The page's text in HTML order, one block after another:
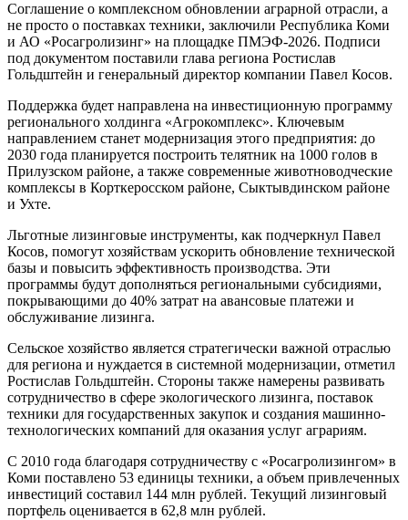
Соглашение о комплексном обновлении аграрной отрасли, а
не просто о поставках техники, заключили Республика Коми
и АО «Росагролизинг» на площадке ПМЭФ-2026. Подписи
под документом поставили глава региона Ростислав
Гольдштейн и генеральный директор компании Павел Косов.
Поддержка будет направлена на инвестиционную программу
регионального холдинга «Агрокомплекс». Ключевым
направлением станет модернизация этого предприятия: до
2030 года планируется построить телятник на 1000 голов в
Прилузском районе, а также современные животноводческие
комплексы в Корткеросском районе, Сыктывдинском районе
и Ухте.
Льготные лизинговые инструменты, как подчеркнул Павел
Косов, помогут хозяйствам ускорить обновление технической
базы и повысить эффективность производства. Эти
программы будут дополняться региональными субсидиями,
покрывающими до 40% затрат на авансовые платежи и
обслуживание лизинга.
Сельское хозяйство является стратегически важной отраслью
для региона и нуждается в системной модернизации, отметил
Ростислав Гольдштейн. Стороны также намерены развивать
сотрудничество в сфере экологического лизинга, поставок
техники для государственных закупок и создания машинно-
технологических компаний для оказания услуг аграриям.
С 2010 года благодаря сотрудничеству с «Росагролизингом» в
Коми поставлено 53 единицы техники, а объем привлеченных
инвестиций составил 144 млн рублей. Текущий лизинговый
портфель оценивается в 62,8 млн рублей.